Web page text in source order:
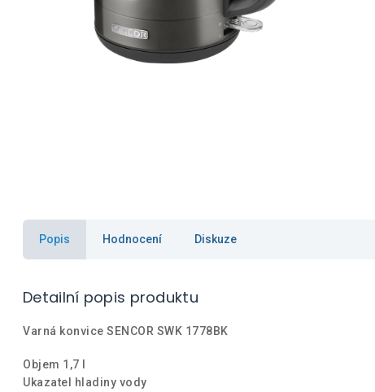
Popis Hodnocení Diskuze
Detailní popis produktu
Varná konvice SENCOR SWK 1778BK
Objem 1,7 l
Ukazatel hladiny vody